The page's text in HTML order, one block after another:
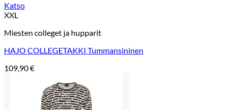
Katso
XXL
Miesten colleget ja hupparit
HAJO COLLEGETAKKI Tummansininen
109,90€